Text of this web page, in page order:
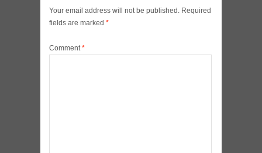
Your email address will not be published. Required
fields are marked *
Comment*